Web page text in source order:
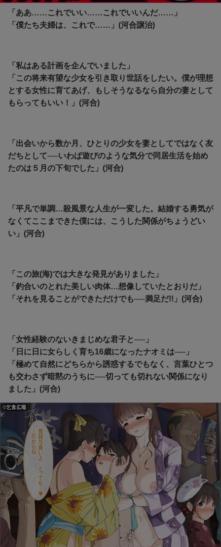
「ああ……これでいい……これでいいんだ……」
「僕たち夫婦は、これで……」(河合譲治)
「私はある計画を企んでいました」
「この将来有望な少女を引き取り世話をしたい。僕が理想
とする女性に育てあげ、もしそうなるなら自分の妻として
もらってもいい！」(河合)
「出会いから数か月、ひとりの少女を妻としてではなく友
だちとして──いわば遊びのような気分で同居生活を始め
たのは５月の下旬でした」(河合)
「平凡で単調…殺風景な人生が一変した。結婚する勇気が
なくてここまできた僕には、こうした関係がちょうどい
い」(河合)
「この旅(海)では大きな発見がありました」
「釣合いのとれた美しい肉体…想像していたとおりだ」
「それを見ることができただけでも──満足だ!!」(河合)
「女性経験のないきまじめな君子と──」
「日に日に女らしく育ち16歳になったナオミは──」
「極めて自然にどちらから誘惑するでもなく、言葉ひとつ
も交わさず暗黙のうちに──切っても切れない関係になり
ました」(河合)